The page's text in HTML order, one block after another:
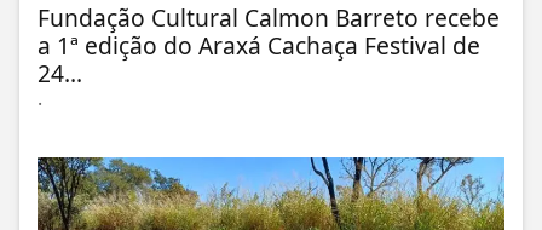
Fundação Cultural Calmon Barreto recebe
a 1ª edição do Araxá Cachaça Festival de
24...
.